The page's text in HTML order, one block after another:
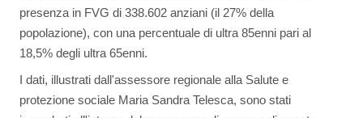
presenza in FVG di 338.602 anziani (il 27% della
popolazione), con una percentuale di ultra 85enni pari al
18,5% degli ultra 65enni.
I dati, illustrati dall'assessore regionale alla Salute e
protezione sociale Maria Sandra Telesca, sono stati